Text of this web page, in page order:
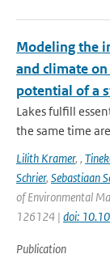
Modeling the
and climate
potential of a
Lakes fulfill
the same time
Lilith Kramer, ,
Schrier, Sebastiaan
of Environmental
126124 | doi:
Publication